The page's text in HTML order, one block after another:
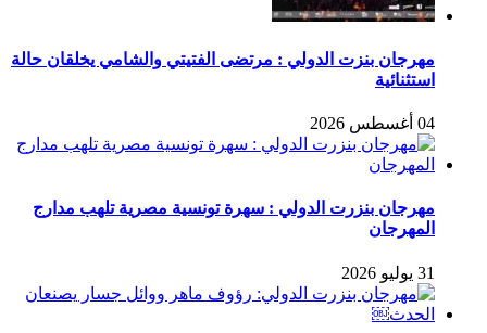
مهرجان بنزت الدولي : مرتضى الفتيتي والشامي يخلقان حالة
استثنائية
04 أغسطس 2026
مهرجان بنزرت الدولي : سهرة تونسية مصرية تلهب مدارج
المهرجان
31 يوليو 2026